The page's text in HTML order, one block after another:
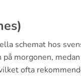
schemat hos
morgonen,
ofta